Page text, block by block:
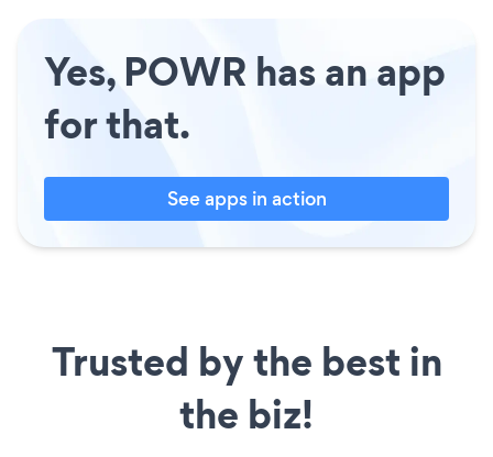
Yes, POWR has an app
for that.
See apps in action
Trusted by the best in
the biz!